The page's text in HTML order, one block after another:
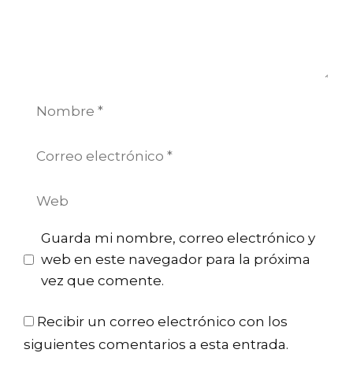
Nombre
Guarda mi nombre, correo electrónico y
web en este navegador para la próxima
vez que comente.
Recibir un correo electrónico con los
siguientes comentarios a esta entrada.